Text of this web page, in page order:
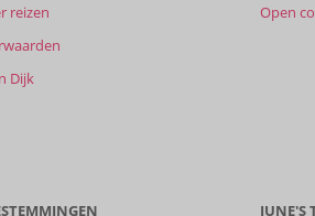
reizen
Dijk
Open
JUNE'S